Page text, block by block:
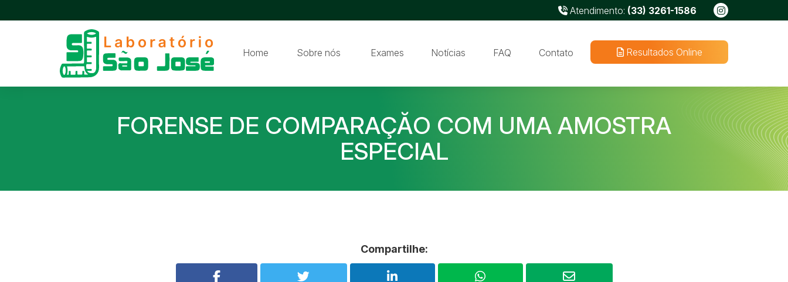
Atendimento: (33) 3261-1586
Home Sobre nós Exames Notícias FAQ Contato Resultados Online
FORENSE DE COMPARAÇĂO COM UMA AMOSTRA
ESPECIAL
Compartilhe: